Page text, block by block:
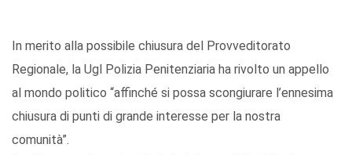
In merito alla possibile chiusura del Provveditorato
Regionale, la Ugl Polizia Penitenziaria ha rivolto un appello
al mondo politico “affinché si possa scongiurare l’ennesima
chiusura di punti di grande interesse per la nostra
comunità”.